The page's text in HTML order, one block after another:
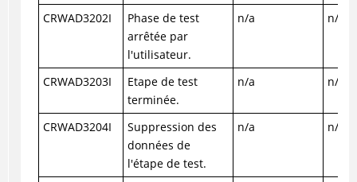
CRWAD3202I
Phase de test
arrêtée par
l'utilisateur.
n/a n/a
CRWAD3203I
Etape de test
terminée.
n/a n/a
CRWAD3204I
Suppression des
données de
l'étape de test.
n/a n/a